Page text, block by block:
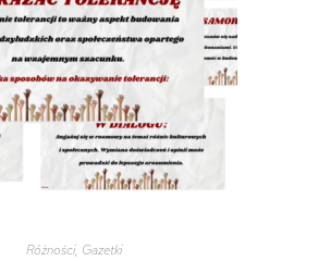
Różności, Gazetki